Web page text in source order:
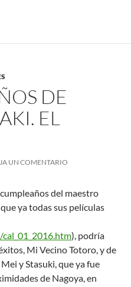
DE
EL
UN COMENTARIO
del maestro
ya todas sus películas
), podría
Mi Vecino Totoro, y de
y Stasuki, que ya fue
de Nagoya, en